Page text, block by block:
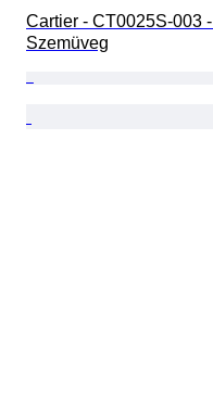
Cartier - CT0025S-003 -
Szemüveg